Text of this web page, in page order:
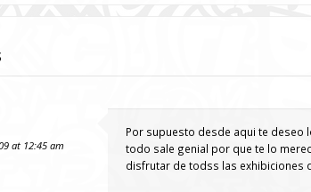
at 12:45 am
Por supuesto desde aqui te deseo
todo sale genial por que te lo
disfrutar de todss las exhibiciones